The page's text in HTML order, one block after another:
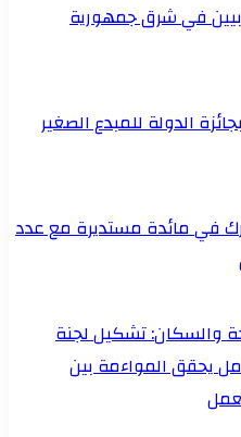
في شرق جمهورية
الدولة للمبدع الصغير
في مائدة مستديرة مع عدد
والسكان: تشكيل لجنة
يحقق المواءمة بين